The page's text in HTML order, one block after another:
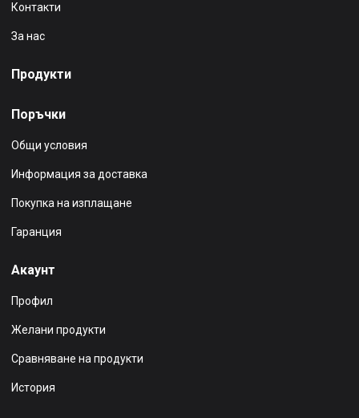
Контакти
За нас
Продукти
Поръчки
Общи условия
Информация за доставка
Покупка на изплащане
Гаранция
Акаунт
Профил
Желани продукти
Сравняване на продукти
История